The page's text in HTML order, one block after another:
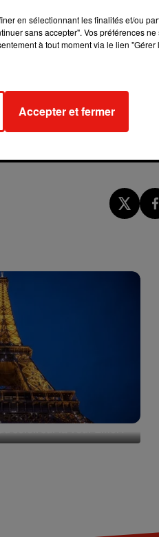
en sélectionnant les finalités et/ou
sans accepter". Vos préférences
à tout moment via le lien
Accepter et fermer